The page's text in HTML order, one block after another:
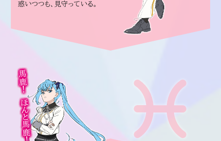
惑いつつも、見守っている。
馬鹿！ ほんと馬鹿！